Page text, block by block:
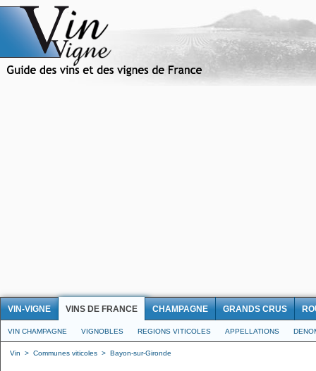
VIN-VIGNE VINS DE FRANCE CHAMPAGNE GRANDS CRUS
VIN CHAMPAGNE VIGNOBLES REGIONS VITICOLES APPELLATIONS
Vin > Communes viticoles > Bayon-sur-Gironde